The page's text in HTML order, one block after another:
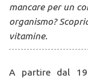
mancare per un
organismo?
vitamine.
A partire dal